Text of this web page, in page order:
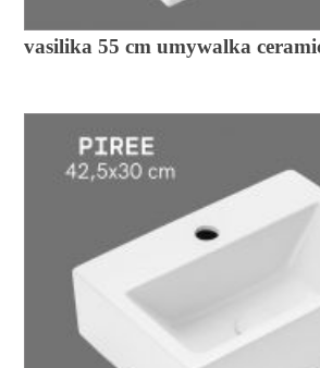
vasilika 55 cm umywalka